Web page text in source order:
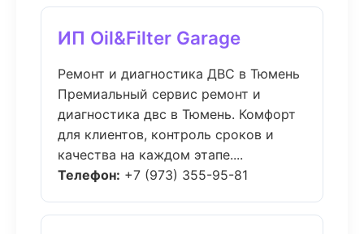
ИП Oil&Filter Garage
Ремонт и диагностика ДВС в Тюмень
Премиальный сервис ремонт и
диагностика двс в Тюмень. Комфорт
для клиентов, контроль сроков и
качества на каждом этапе....
Телефон: +7 (973) 355-95-81